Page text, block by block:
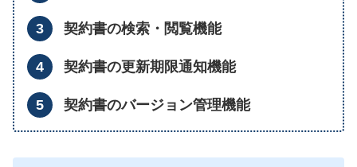
契約書の検索・閲覧機能
契約書の更新期限通知機能
契約書のバージョン管理機能